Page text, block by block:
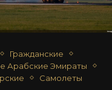
Гражданские
Арабские Эмираты
Самолеты